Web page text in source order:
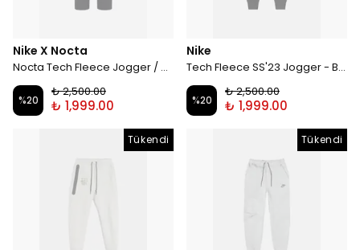
Nike X Nocta
Nocta Tech Fleece Jogger / Black
%20
₺ 2,500.00
₺ 1,999.00
Nike
Tech Fleece SS'23 Jogger - Black
%20
₺ 2,500.00
₺ 1,999.00
Tükendi Tükendi